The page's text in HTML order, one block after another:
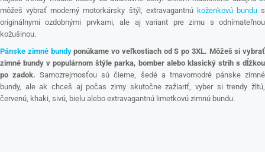
môžeš vybrať moderný motorkársky štýl, extravagantnú koženkovú bundus
originálnymi ozdobnými prvkami, ale aj variant pre zimu s odnímateľnou
kožušinou.
Pánske zimné bundyponúkame vo veľkostiach od S po 3XL. Môžeš si vybrať
zimné bundy v populárnom štýle parka, bomber alebo klasický strih s dĺžkou
po zadok. Samozrejmosťou sú čierne, šedé a tmavomodré pánske zimné
bundy, ale ak chceš aj počas zimy skutočne zažiariť, vyber si trendy žltú,
červenú, khaki, sivú, bielu alebo extravagantnú limetkovú zimnú bundu.